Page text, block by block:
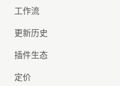
工作流
更新历史
插件生态
定价